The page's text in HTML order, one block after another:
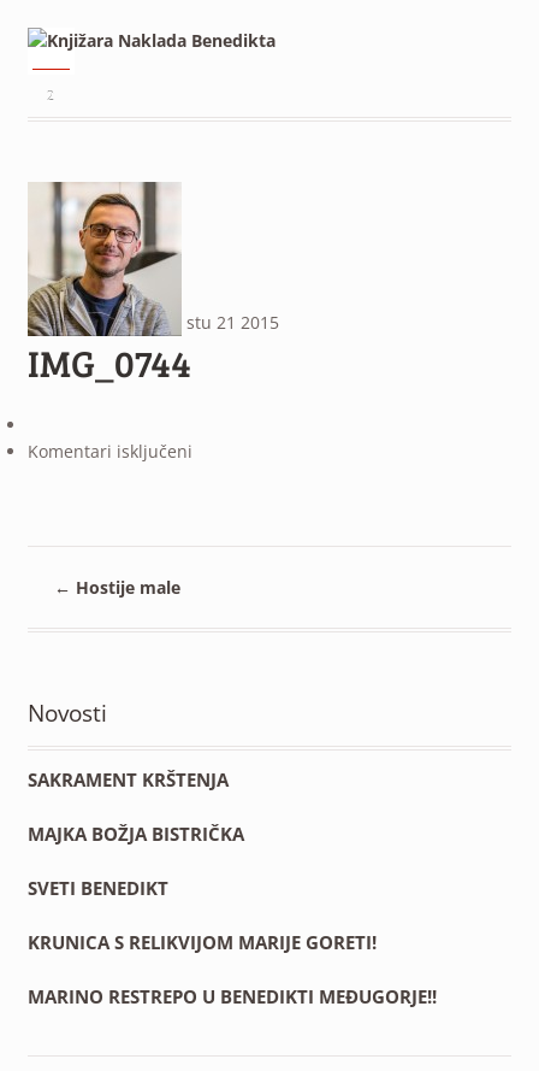
²
stu 21 2015
IMG_0744
Komentari isključeniza
← Hostije male
Novosti
SAKRAMENT KRŠTENJA
MAJKA BOŽJA BISTRIČKA
SVETI BENEDIKT
KRUNICA S RELIKVIJOM MARIJE GORETI!
MARINO RESTREPO U BENEDIKTI MEĐUGORJE!!